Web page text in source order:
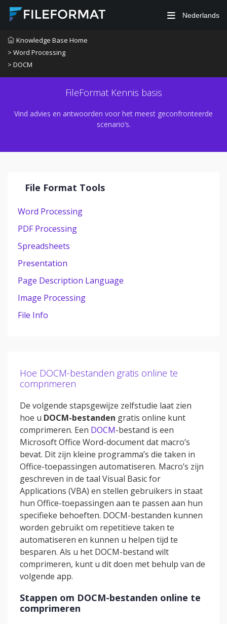
Nederlands
Knowledge Base Home
> Word Processing
> DOCM
FileFormat Kennis basis
Vind advies en antwoorden voor het meest geconfronteerde
scenario’s.
File Format Tools
Word Processing
PDF Processing
Spreadsheets
Presentation
Page Description Language
Image Processing
File Info
Hoe DOCM-bestanden gratis online te
comprimeren
De volgende stapsgewijze zelfstudie laat zien
hoe u DOCM-bestanden gratis online kunt
comprimeren. Een DOCM-bestand is een
Microsoft Office Word-document dat macro’s
bevat. Dit zijn kleine programma’s die taken in
Office-toepassingen automatiseren. Macro’s zijn
geschreven in de taal Visual Basic for
Applications (VBA) en stellen gebruikers in staat
hun Office-toepassingen aan te passen aan hun
specifieke behoeften. DOCM-bestanden kunnen
worden gebruikt om repetitieve taken te
automatiseren en kunnen u helpen tijd te
besparen. Als u het DOCM-bestand wilt
comprimeren, kunt u dit doen met behulp van de
volgende app.
Stappen om DOCM-bestanden online te
comprimeren